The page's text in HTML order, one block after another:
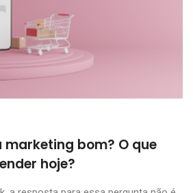
marketing bom? O que
hoje?